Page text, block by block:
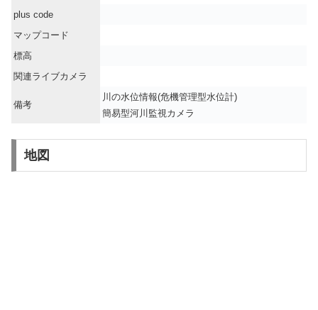
plus code
マップコード
標高
関連ライブカメラ
備考
川の水位情報(危機管理型水位計)
簡易型河川監視カメラ
地図